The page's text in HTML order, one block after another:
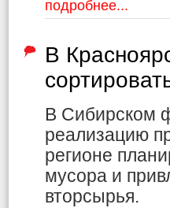
подробнее...
В
В Сибирском
реализацию
регионе
мусора и
вторсырья.